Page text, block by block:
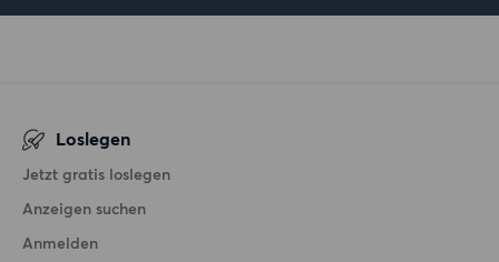
Loslegen
Jetzt gratis loslegen
Anzeigen suchen
Anmelden